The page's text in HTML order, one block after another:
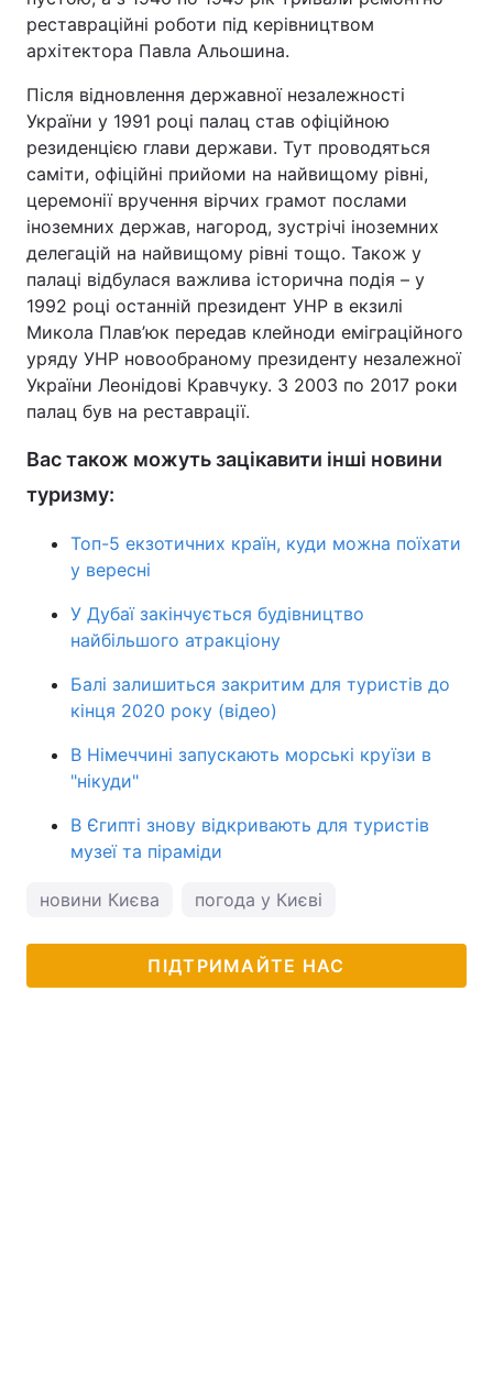
реставраційні роботи під керівництвом
архітектора Павла Альошина.
Після відновлення державної незалежності
України у 1991 році палац став офіційною
резиденцією глави держави. Тут проводяться
саміти, офіційні прийоми на найвищому рівні,
церемонії вручення вірчих грамот послами
іноземних держав, нагород, зустрічі іноземних
делегацій на найвищому рівні тощо. Також у
палаці відбулася важлива історична подія – у
1992 році останній президент УНР в екзилі
Микола Плав’юк передав клейноди еміграційного
уряду УНР новообраному президенту незалежної
України Леонідові Кравчуку. З 2003 по 2017 роки
палац був на реставрації.
Вас також можуть зацікавити інші новини
туризму:
Топ-5 екзотичних країн, куди можна поїхати
у вересні
У Дубаї закінчується будівництво
найбільшого атракціону
Балі залишиться закритим для туристів до
кінця 2020 року (відео)
В Німеччині запускають морські круїзи в
"нікуди"
В Єгипті знову відкривають для туристів
музеї та піраміди
новини Києва погода у Києві
ПІДТРИМАЙТЕ НАС